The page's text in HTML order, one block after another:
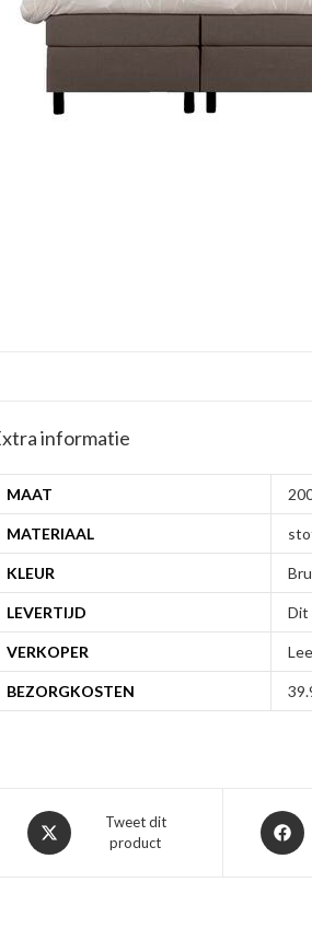
informatie
MAAT
MATERIAAL
KLEUR
LEVERTIJD Dit
VERKOPER
BEZORGKOSTEN
Opent
in
Tweet dit
product
Opent
in